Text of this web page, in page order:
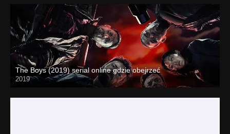
The Boys (2019) serial online gdzie obejrzeć
2019